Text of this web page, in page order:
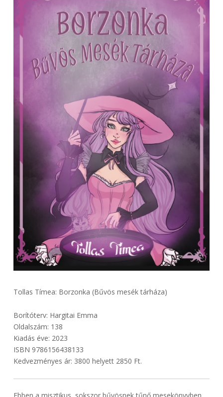
Tollas Tímea: Borzonka (Bűvös mesék tárháza)
Borítóterv: Hargitai Emma
Oldalszám: 138
Kiadás éve: 2023
ISBN 9786156438133
Kedvezményes ár: 3800 helyett 2850 Ft.